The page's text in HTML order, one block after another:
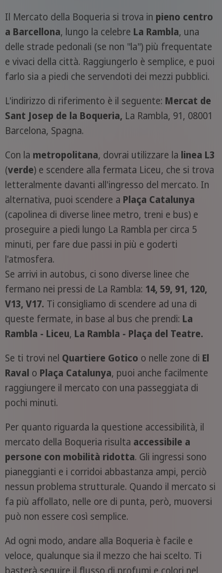
Il Mercato della Boqueria si trova in pieno centro
a Barcellona, lungo la celebre La Rambla, una
delle strade pedonali (se non "la") più frequentate
e vivaci della città. Raggiungerlo è semplice, e puoi
farlo sia a piedi che servendoti dei mezzi pubblici.
L'indirizzo di riferimento è il seguente: Mercat de
Sant Josep de la Boqueria, La Rambla, 91, 08001
Barcelona, Spagna.
Con la metropolitana, dovrai utilizzare la linea L3
(verde) e scendere alla fermata Liceu, che si trova
letteralmente davanti all'ingresso del mercato. In
alternativa, puoi scendere a Plaça Catalunya
(capolinea di diverse linee metro, treni e bus) e
proseguire a piedi lungo La Rambla per circa 5
minuti, per fare due passi in più e goderti
l'atmosfera.
Se arrivi in autobus, ci sono diverse linee che
fermano nei pressi de La Rambla: 14, 59, 91, 120,
V13, V17. Ti consigliamo di scendere ad una di
queste fermate, in base al bus che prendi: La
Rambla - Liceu, La Rambla - Plaça del Teatre.
Se ti trovi nel Quartiere Gotico o nelle zone di El
Raval o Plaça Catalunya, puoi anche facilmente
raggiungere il mercato con una passeggiata di
pochi minuti.
Per quanto riguarda la questione accessibilità, il
mercato della Boqueria risulta accessibile a
persone con mobilità ridotta. Gli ingressi sono
pianeggianti e i corridoi abbastanza ampi, perciò
nessun problema strutturale. Quando il mercato si
fa più affollato, nelle ore di punta, però, muoversi
può non essere così semplice.
Ad ogni modo, andare alla Boqueria è facile e
veloce, qualunque sia il mezzo che hai scelto. Ti
basterà seguire il flusso di profumi e colori nel